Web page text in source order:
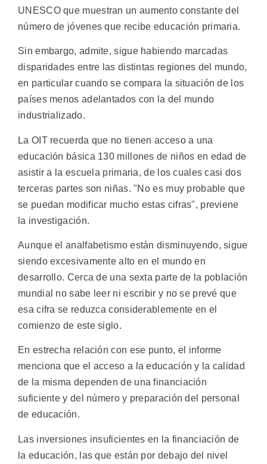
UNESCO que muestran un aumento constante del
número de jóvenes que recibe educación primaria.
Sin embargo, admite, sigue habiendo marcadas
disparidades entre las distintas regiones del mundo,
en particular cuando se compara la situación de los
países menos adelantados con la del mundo
industrializado.
La OIT recuerda que no tienen acceso a una
educación básica 130 millones de niños en edad de
asistir a la escuela primaria, de los cuales casi dos
terceras partes son niñas. "No es muy probable que
se puedan modificar mucho estas cifras", previene
la investigación.
Aunque el analfabetismo están disminuyendo, sigue
siendo excesivamente alto en el mundo en
desarrollo. Cerca de una sexta parte de la población
mundial no sabe leer ni escribir y no se prevé que
esa cifra se reduzca considerablemente en el
comienzo de este siglo.
En estrecha relación con ese punto, el informe
menciona que el acceso a la educación y la calidad
de la misma dependen de una financiación
suficiente y del número y preparación del personal
de educación.
Las inversiones insuficientes en la financiación de
la educación, las que están por debajo del nivel